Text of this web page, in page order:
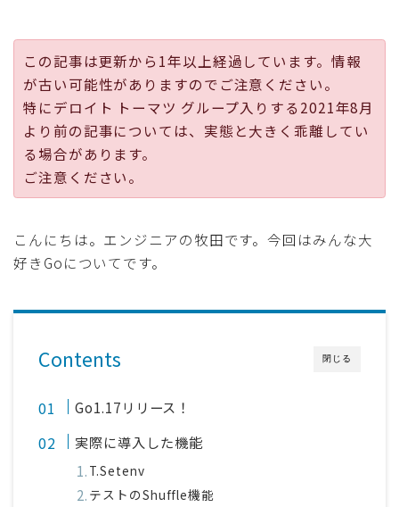
この記事は更新から1年以上経過しています。情報
が古い可能性がありますのでご注意ください。
特にデロイト トーマツ グループ入りする2021年8月
より前の記事については、実態と大きく乖離してい
る場合があります。
ご注意ください。
こんにちは。エンジニアの牧田です。今回はみんな大
好きGoについてです。
閉じる
Contents
Go1.17リリース！
実際に導入した機能
T.Setenv
テストのShuffle機能